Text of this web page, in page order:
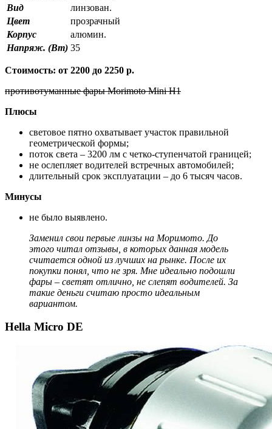
Вид
линзован.
Цвет
прозрачный
Корпус
алюмин.
Напряж. (Вт) 35
Стоимость: от 2200 до 2250 р.
противотуманные фары Morimoto Mini H1
Плюсы
световое пятно охватывает участок правильной
геометрической формы;
поток света – 3200 лм с четко-ступенчатой границей;
не ослепляет водителей встречных автомобилей;
длительный срок эксплуатации – до 6 тысяч часов.
Минусы
не было выявлено.
Заменил свои первые линзы на Моримото. До
этого читал отзывы, в которых данная модель
считается одной из лучших на рынке. После их
покупки понял, что не зря. Мне идеально подошли
фары – светят отлично, не слепят водителей. За
такие деньги считаю просто идеальным
вариантом.
Hella Micro DE